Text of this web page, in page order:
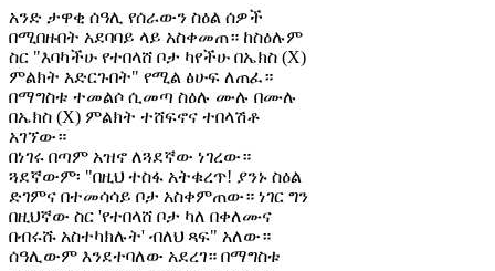
አንድ ታዋቂ ሰዓሊ የሰራውን ስዕል ሰዎች
በሚበዙበት አደባባይ ላይ አስቀመጠ። ከስዕሉም
ስር "እባካችሁ የተበላሸ ቦታ ካየችሁ በኤክስ (X)
ምልክት አድርጉበት" የሚል ፅሁፍ ለጠፈ።
በማግስቱ ተመልሶ ሲመጣ ስዕሉ ሙሉ በሙሉ
በኤክስ (X) ምልክት ተሸፍኖና ተበላሽቶ
አገኘው።
በነገሩ በጣም አዝኖ ለጓደኛው ነገረው።
ጓደኛውም፡ "በዚህ ተስፋ አትቁረጥ! ያንኑ ስዕል
ድገምና በተመሳሳይ ቦታ አስቀምጠው። ነገር ግን
በዚህኛው ስር 'የተበላሸ ቦታ ካለ በቀለሙና
በብሩሹ አስተካክሉት' ብለህ ጻፍ" አለው።
ሰዓሊውም እንደተባለው አደረገ። በማግስቱ